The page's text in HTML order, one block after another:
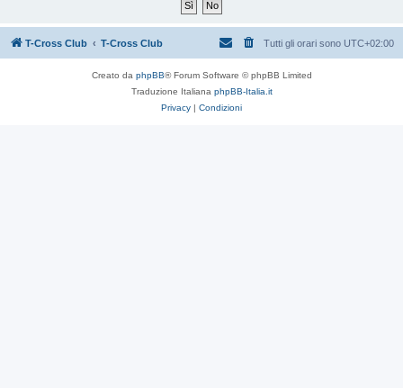
T-Cross Club T-Cross Club Tutti gli orari sono UTC+02:00
Creato da phpBB® Forum Software © phpBB Limited
Traduzione Italiana phpBB-Italia.it
Privacy | Condizioni